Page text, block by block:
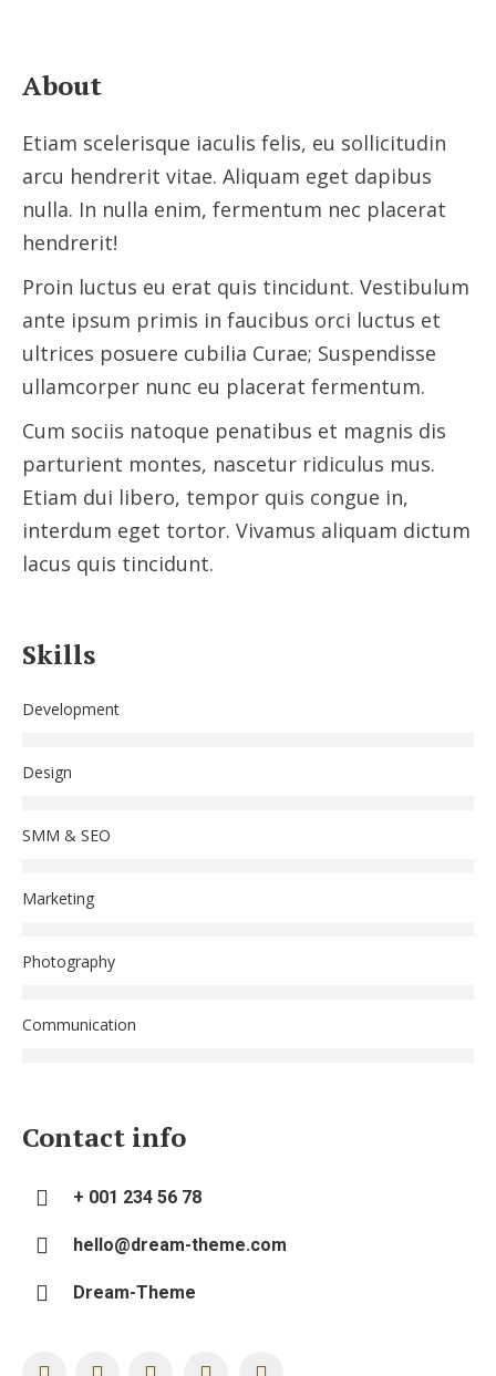
About
Etiam scelerisque iaculis felis, eu sollicitudin
arcu hendrerit vitae. Aliquam eget dapibus
nulla. In nulla enim, fermentum nec placerat
hendrerit!
Proin luctus eu erat quis tincidunt. Vestibulum
ante ipsum primis in faucibus orci luctus et
ultrices posuere cubilia Curae; Suspendisse
ullamcorper nunc eu placerat fermentum.
Cum sociis natoque penatibus et magnis dis
parturient montes, nascetur ridiculus mus.
Etiam dui libero, tempor quis congue in,
interdum eget tortor. Vivamus aliquam dictum
lacus quis tincidunt.
Skills
Development
Design
SMM & SEO
Marketing
Photography
Communication
Contact info
+ 001 234 56 78
hello@dream-theme.com
Dream-Theme